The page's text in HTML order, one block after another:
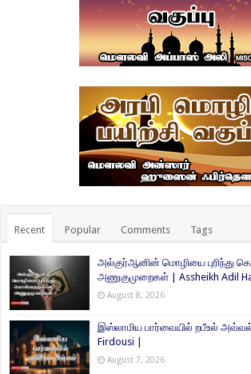
Recent Popular Comments Tags
அல்குர்ஆனின் மொழியை புரிந்து
அணுகுமுறைகள் | Assheikh Adil
August 8, 2026
இஸ்லாமிய பார்வையில் றபீஉல் அவ்வல்
Firdousi |
August 7, 2026